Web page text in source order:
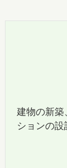
建物の新
ションの